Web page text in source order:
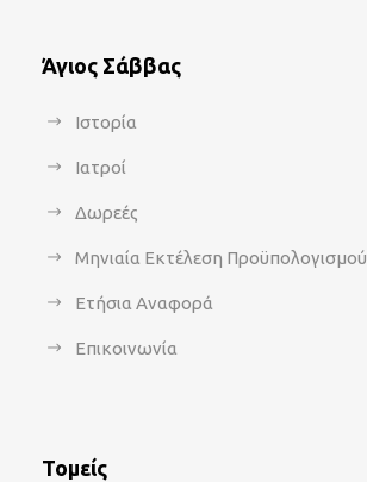
Άγιος Σάββας
Ιστορία
Ιατροί
Δωρεές
Μηνιαία Εκτέλεση Προϋπολογισμού
Ετήσια Αναφορά
Επικοινωνία
Τομείς